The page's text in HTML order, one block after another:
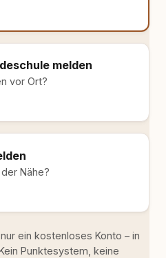
melden
vor Ort?
Nähe?
ein kostenloses Konto – in
Punktesystem, keine